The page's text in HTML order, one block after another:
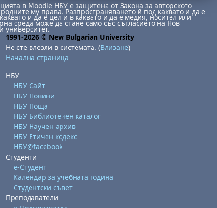
в Moodle НБУ е защитена от Закона за авторското
му права. Разпространяването й под каквато и да е
и да е цел и в каквато и да е медия, носител или
среда може да стане само със съгласието на Нов
университет.
1991-2026 © New Bulgarian University
Не сте влезли в системата. (Влизане)
Начална страница
НБУ
НБУ Сайт
НБУ Новини
НБУ Поща
НБУ Библиотечен каталог
НБУ Научен архив
НБУ Етичен кодекс
НБУ@facebook
Студенти
е-Студент
Календар за учебната година
Студентски съвет
Преподаватели